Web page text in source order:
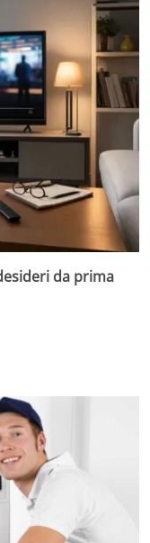
da prima